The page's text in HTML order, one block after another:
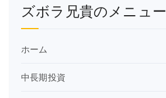
ア
イ
ズボラ兄貴のメニュー
ホーム
中長期投資